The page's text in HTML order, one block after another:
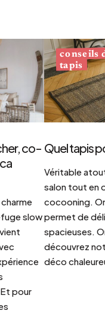
co-
slow
pour
conseils
tapis
Quel tapis
Véritable
salon tout en
cocooning.
permet de
spacieuses.
découvrez
déco